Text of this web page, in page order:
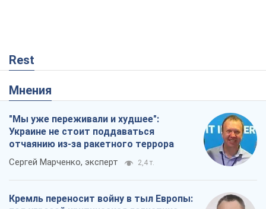
Rest
Мнения
"Мы уже переживали и худшее":
Украине не стоит поддаваться
отчаянию из-за ракетного террора
Сергей Марченко, эксперт 2,4 т.
Кремль переносит войну в тыл Европы: